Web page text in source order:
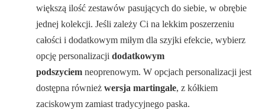
większą ilość zestawów pasujących do siebie, w obrębie
jednej kolekcji. Jeśli zależy Ci na lekkim poszerzeniu
całości i dodatkowym miłym dla szyjki efekcie, wybierz
opcję personalizacjidodatkowym
podszyciem neoprenowym. W opcjach personalizacji jest
dostępna równieżwersja martingale, z kółkiem
zaciskowym zamiast tradycyjnego paska.